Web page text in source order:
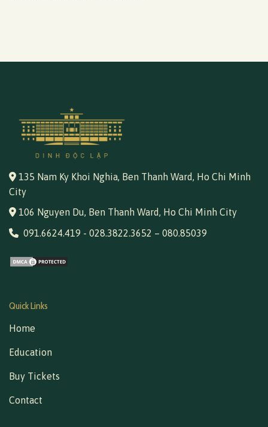
135 Nam Ky Khoi Nghia, Ben Thanh Ward, Ho Chi Minh
City
106 Nguyen Du, Ben Thanh Ward, Ho Chi Minh City
091.6624.419 - 028.3822.3652 – 080.85039
Quick Links
Home
Education
Buy Tickets
Contact